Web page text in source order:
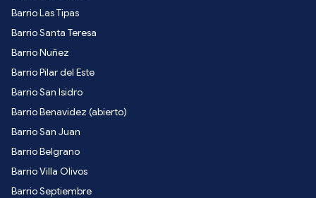
Barrio Las Tipas
Barrio Santa Teresa
Barrio Nuñez
Barrio Pilar del Este
Barrio San Isidro
Barrio Benavidez (abierto)
Barrio San Juan
Barrio Belgrano
Barrio Villa Olivos
Barrio Septiembre